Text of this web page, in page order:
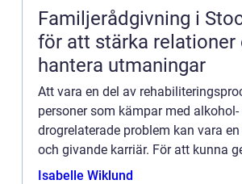
Familjerådgivning i
för att stärka relationer
hantera utmaningar
Att vara en del av
personer som kämpar med alkohol-
drogrelaterade problem kan vara
och givande karriär. För att kunna
behandling krävs det emellertid...
Isabelle Wiklund